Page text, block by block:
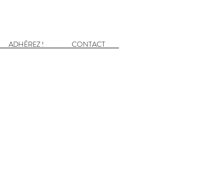
ADHÉREZ ! CONTACT